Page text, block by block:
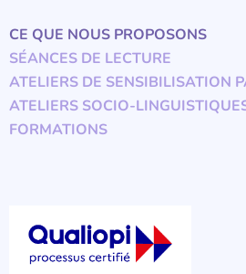
CE QUE NOUS PROPOSONS
SÉANCES DE LECTURE
ATELIERS DE SENSIBILISATION
ATELIERS SOCIO-
FORMATIONS